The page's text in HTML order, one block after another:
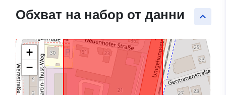
keyboard_arrow_up
Обхват на набор от данни
+
−